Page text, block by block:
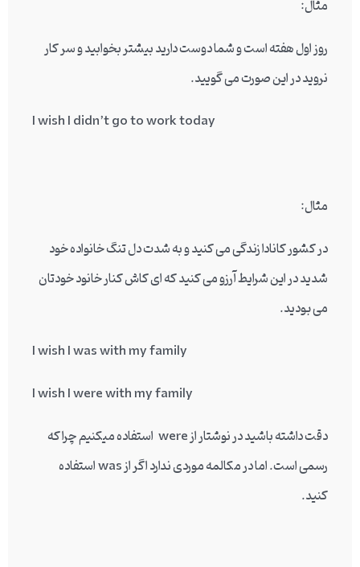
مثال:
روز اول هفته است و شما دوست دارید بیشتر بخوابید و سر کار
نروید در این صورت می گویید.
I wish I didn’t go to work today
مثال:
در کشور کانادا زندگی می کنید و به شدت دل تنگ خانواده خود
شدید در این شرایط آرزو می کنید که ای کاش کنار خانود خودتان
می بودید.
I wish I was with my family
I wish I were with my family
دقت داشته باشید در نوشتار از were استفاده میکنیم چرا که
رسمی است. اما در مکالمه موردی ندارد اگر از was استفاده
کنید.